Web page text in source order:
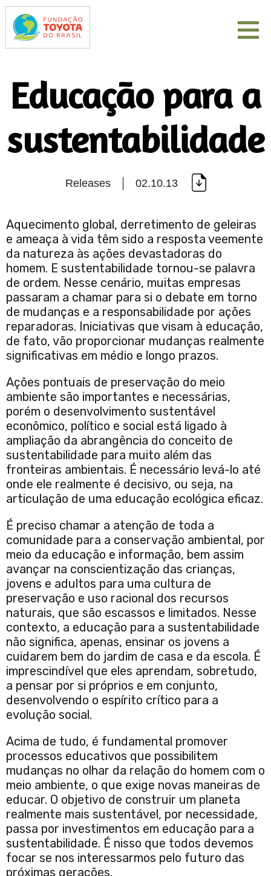
Educação para a
sustentabilidade
Releases 02.10.13
Aquecimento global, derretimento de geleiras
e ameaça à vida têm sido a resposta veemente
da natureza às ações devastadoras do
homem. E sustentabilidade tornou-se palavra
de ordem. Nesse cenário, muitas empresas
passaram a chamar para si o debate em torno
de mudanças e a responsabilidade por ações
reparadoras. Iniciativas que visam à educação,
de fato, vão proporcionar mudanças realmente
significativas em médio e longo prazos.
Ações pontuais de preservação do meio
ambiente são importantes e necessárias,
porém o desenvolvimento sustentável
econômico, político e social está ligado à
ampliação da abrangência do conceito de
sustentabilidade para muito além das
fronteiras ambientais. É necessário levá-lo até
onde ele realmente é decisivo, ou seja, na
articulação de uma educação ecológica eficaz.
É preciso chamar a atenção de toda a
comunidade para a conservação ambiental, por
meio da educação e informação, bem assim
avançar na conscientização das crianças,
jovens e adultos para uma cultura de
preservação e uso racional dos recursos
naturais, que são escassos e limitados. Nesse
contexto, a educação para a sustentabilidade
não significa, apenas, ensinar os jovens a
cuidarem bem do jardim de casa e da escola. É
imprescindível que eles aprendam, sobretudo,
a pensar por si próprios e em conjunto,
desenvolvendo o espírito crítico para a
evolução social.
Acima de tudo, é fundamental promover
processos educativos que possibilitem
mudanças no olhar da relação do homem com o
meio ambiente, o que exige novas maneiras de
educar. O objetivo de construir um planeta
realmente mais sustentável, por necessidade,
passa por investimentos em educação para a
sustentabilidade. É nisso que todos devemos
focar se nos interessarmos pelo futuro das
próximas gerações.